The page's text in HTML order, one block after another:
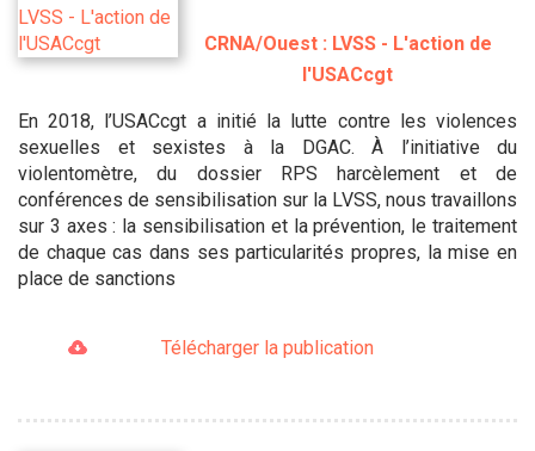
CRNA/Ouest : LVSS - L'action de
l'USACcgt
En 2018, l’USACcgt a initié la lutte contre les violences
sexuelles et sexistes à la DGAC. À l’initiative du
violentomètre, du dossier RPS harcèlement et de
conférences de sensibilisation sur la LVSS, nous travaillons
sur 3 axes : la sensibilisation et la prévention, le traitement
de chaque cas dans ses particularités propres, la mise en
place de sanctions
Télécharger la publication